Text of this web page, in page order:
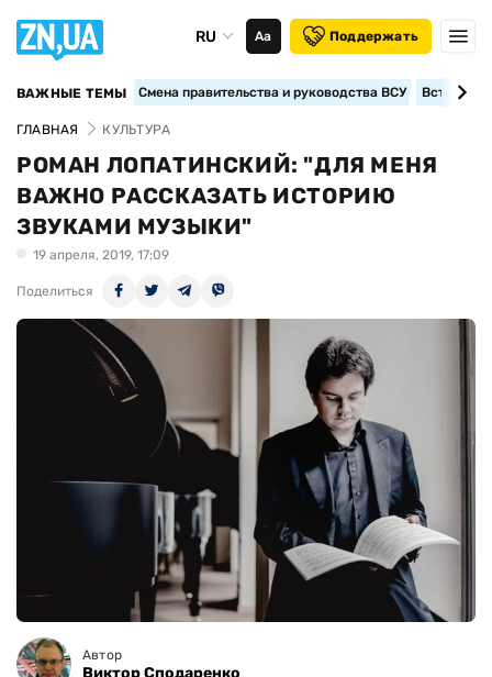
RU Аа Поддержать
ВАЖНЫЕ ТЕМЫ Смена правительства и руководства ВСУ
ГЛАВНАЯ КУЛЬТУРА
РОМАН ЛОПАТИНСКИЙ: "ДЛЯ МЕНЯ
ВАЖНО РАССКАЗАТЬ ИСТОРИЮ
ЗВУКАМИ МУЗЫКИ"
19 апреля, 2019, 17:09
Поделиться
Автор
Виктор Сподаренко